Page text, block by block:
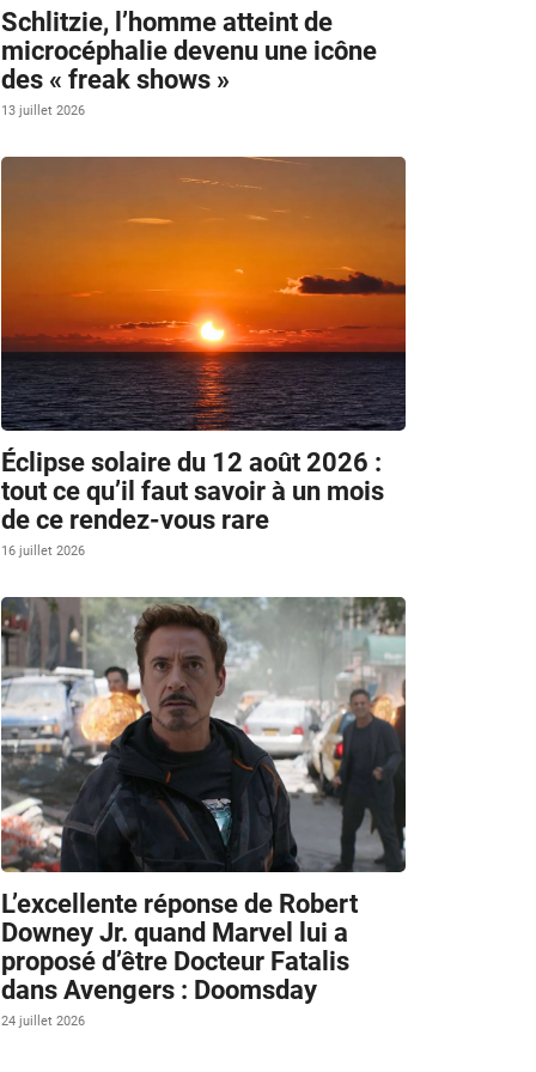
Schlitzie, l’homme atteint de
microcéphalie devenu une icône
des « freak shows »
13 juillet 2026
Éclipse solaire du 12 août 2026 :
tout ce qu’il faut savoir à un mois
de ce rendez-vous rare
16 juillet 2026
L’excellente réponse de Robert
Downey Jr. quand Marvel lui a
proposé d’être Docteur Fatalis
dans Avengers : Doomsday
24 juillet 2026